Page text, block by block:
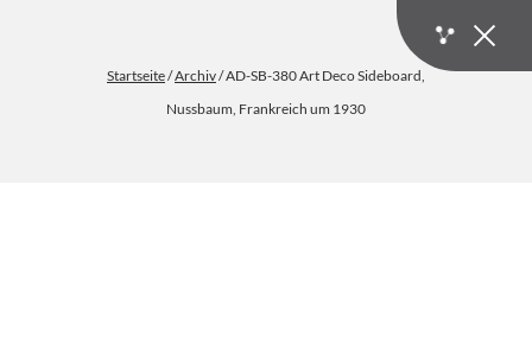
Startseite/Archiv/ AD-SB-380 Art Deco Sideboard,
Nussbaum, Frankreich um 1930